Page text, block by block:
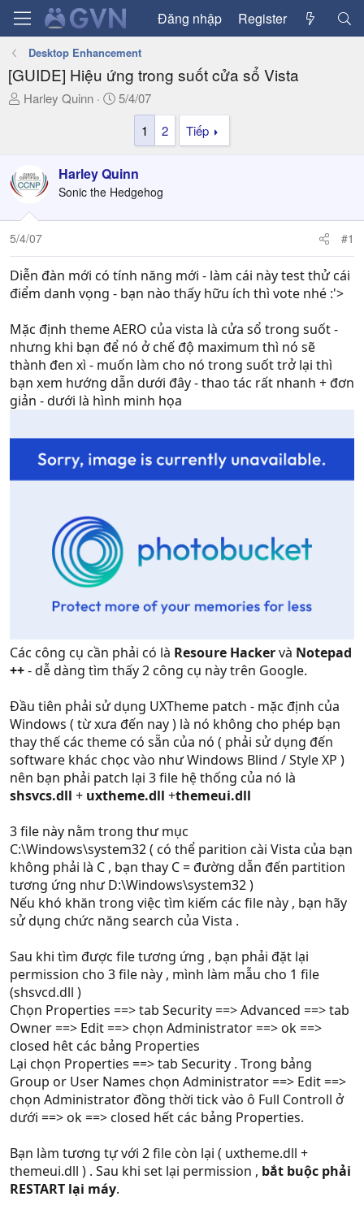
Đăng nhập Register
Desktop Enhancement
[GUIDE] Hiệu ứng trong suốt cửa sổ Vista
T
d
t
a
t
e
r
Harley Quinn
N
g
ử
i
5/4/07
1
2 Tiếp
Harley Quinn
Sonic the Hedgehog
5/4/07 #1
Diễn đàn mới có tính năng mới - làm cái này test thử cái
điểm danh vọng - bạn nào thấy hữu ích thì vote nhé :'>
Mặc định theme AERO của vista là cửa sổ trong suốt -
nhưng khi bạn để nó ở chế độ maximum thì nó sẽ
thành đen xì - muốn làm cho nó trong suốt trở lại thì
bạn xem hướng dẫn dưới đây - thao tác rất nhanh + đơn
giản - dưới là hình minh họa
Các công cụ cần phải có là Resoure Hackervà Notepad
++- dễ dàng tìm thấy 2 công cụ này trên Google.
Đầu tiên phải sử dụng UXTheme patch - mặc định của
Windows ( từ xưa đến nay ) là nó không cho phép bạn
thay thế các theme có sẵn của nó ( phải sử dụng đến
software khác chọc vào như Windows Blind / Style XP )
nên bạn phải patch lại 3 file hệ thống của nó là
shsvcs.dll + uxtheme.dll +themeui.dll
3 file này nằm trong thư mục
C:\Windows\system32 ( có thể parition cài Vista của bạn
không phải là C , bạn thay C = đường dẫn đến partition
tương ứng như D:\Windows\system32 )
Nếu khó khăn trong việc tìm kiếm các file này , bạn hãy
sử dụng chức năng search của Vista .
Sau khi tìm được file tương ứng , bạn phải đặt lại
permission cho 3 file này , mình làm mẫu cho 1 file
(shsvcd.dll )
Chọn Properties ==> tab Security ==> Advanced ==> tab
Owner ==> Edit ==> chọn Administrator ==> ok ==>
closed hêt các bảng Properties
Lại chọn Properties ==> tab Security . Trong bảng
Group or User Names chọn Administrator ==> Edit ==>
chọn Administrator đồng thời tick vào ô Full Controll ở
dưới ==> ok ==> closed hết các bảng Properties.
Bạn làm tương tự với 2 file còn lại ( uxtheme.dll +
themeui.dll ) . Sau khi set lại permission , bắt buộc phải
RESTART lại máy.